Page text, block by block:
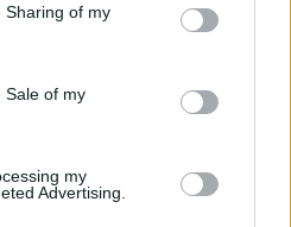
Sharing of my
Sale of my
my
Advertising.